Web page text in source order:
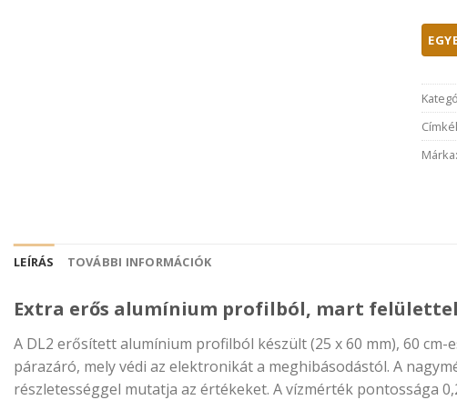
Márka:
LEÍRÁS TOVÁBBI INFORMÁCIÓK
Extra erős alumínium profilból, mart felülettel
A DL2 erősített alumínium profilból készült (25 x 60 mm), 60
párazáró, mely védi az elektronikát a meghibásodástól. A
részletességgel mutatja az értékeket. A vízmérték pontossága